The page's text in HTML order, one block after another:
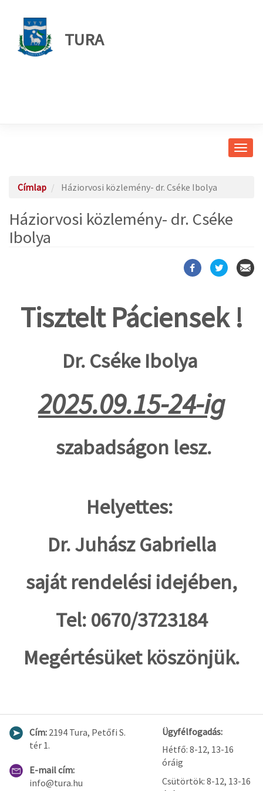
TURA
Címlap Háziorvosi közlemény- dr. Cséke Ibolya
Háziorvosi közlemény- dr. Cséke
Ibolya
Tisztelt Páciensek !
Dr. Cséke Ibolya
2025.09.15-24-ig
szabadságon lesz.
Helyettes:
Dr. Juhász Gabriella
saját rendelési idejében,
Tel: 0670/3723184
Megértésüket köszönjük.
Cím: 2194 Tura, Petőfi S.
tér 1.
E-mail cím:
info@tura.hu
Ügyfélfogadás:
Hétfő: 8-12, 13-16
óráig
Csütörtök: 8-12, 13-16